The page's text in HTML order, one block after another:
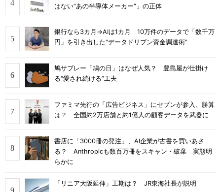
はない“あの半導体メーカー”」の正体
銀行なら3カ月→AIは1カ月 10万件のデータで「数千万
円」を引き出した“データドリブン資金調達術”
鳩サブレー「鳩の日」はなぜ人気？ 豊島屋が仕掛け
る“愛され続ける”工夫
ファミマ先行の「広告ビジネス」にセブンが参入、勝算
は？ 全国約2万店舗と約1億人の顧客データを武器に
書店に「3000冊の発注」、AI企業が古書を買いあさ
る？ Anthropicも数百万冊をスキャン・破棄 実態明
らかに
「リニア大阪延伸」工期は？ JR東海社長が説明